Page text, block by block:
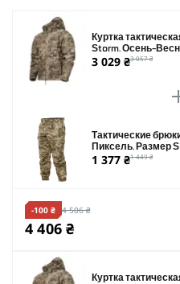
Куртка
Storm. Осень-
3 029 ₴3 057 ₴
Тактические
Пиксель. Размер S
1 377 ₴1 449 ₴
-100 ₴ 4 506 ₴
4 406 ₴
Куртка